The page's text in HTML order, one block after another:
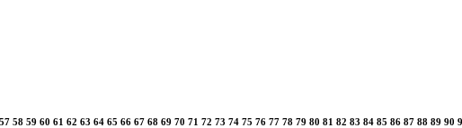
57 58 59 60 61 62 63 64 65 66 67 68 69 70 71 72 73 74 75 76 77 78 79 80 81 82 83 84 85 86 87 88 89 90